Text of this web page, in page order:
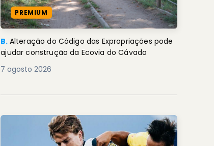
PREMIUM
B. Alteração do Código das Expropriações pode
ajudar construção da Ecovia do Cávado
7 agosto 2026